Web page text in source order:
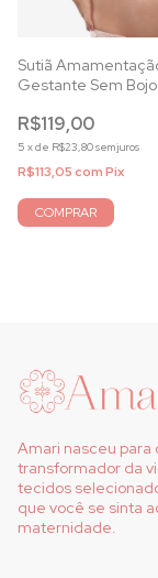
Sutiã
Gestante Sem
R$119,00
5 xde R$23,80sem juros
R$113,05comPix
COMPRAR
Amari nasceu
transformador da
tecidos
que você se sinta
maternidade.